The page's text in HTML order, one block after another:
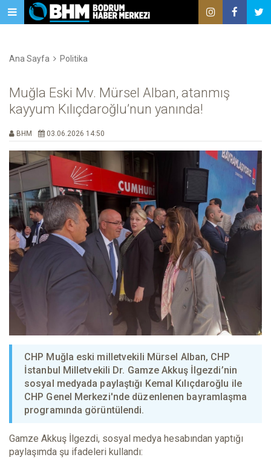
Ana Sayfa Politika
Muğla Eski Mv. Mürsel Alban, atanmış
kayyum Kılıçdaroğlu’nun yanında!
BHM 03.06.2026 14:50
CHP Muğla eski milletvekili Mürsel Alban, CHP
İstanbul Milletvekili Dr. Gamze Akkuş İlgezdi’nin
sosyal medyada paylaştığı Kemal Kılıçdaroğlu ile
CHP Genel Merkezi'nde düzenlenen bayramlaşma
programında görüntülendi.
Gamze Akkuş İlgezdi, sosyal medya hesabından yaptığı
paylaşımda şu ifadeleri kullandı: